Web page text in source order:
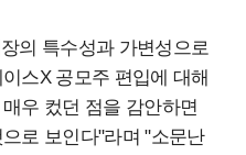
의 특수성과 가변성으로
스X 공모주 편입에 대해
우 컸던 점을 감안하면
로 보인다"라며 "소문난